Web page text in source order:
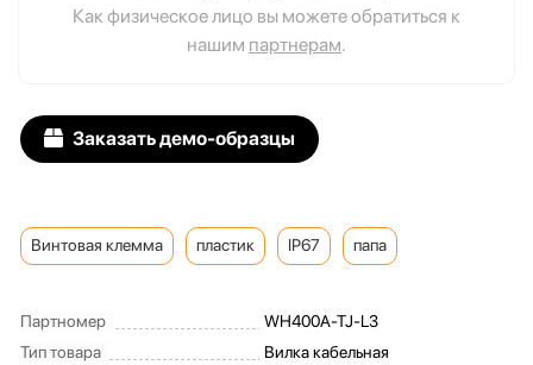
Как физическое лицо вы можете обратиться к
нашим партнерам.
Заказать демо-образцы
Винтовая клемма пластик IP67 папа
Партномер
WH400A-TJ-L3
Тип товара
Вилка кабельная